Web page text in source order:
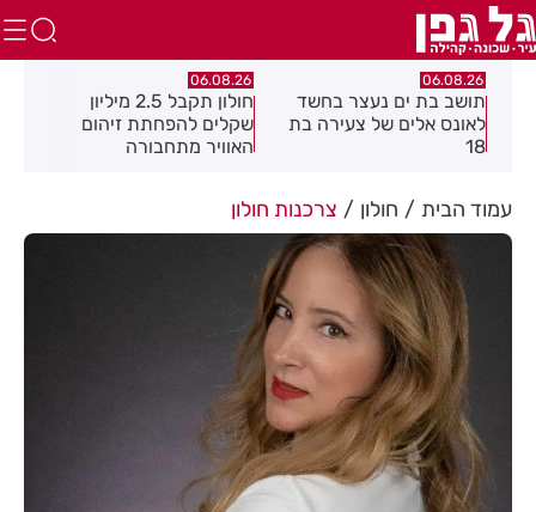
06.08.26
חולון תקבל 2.5 מיליון
שקלים להפחתת זיהום
האוויר מתחבורה
06.08.26
נעצר תושב מודיעין עילית
בחשד שאיים על מפקד
תחנת בני ברק–רמת גן
עמוד הבית חולון צרכנות חולון